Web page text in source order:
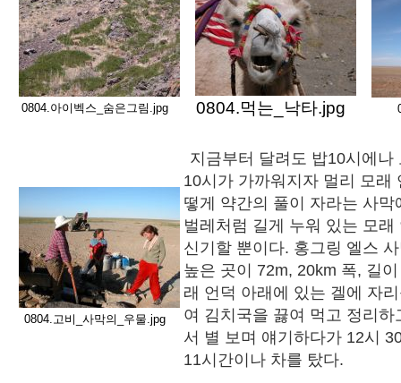
0804.아이벡스_숨은그림.jpg 0804.먹는_낙타.jpg
0804.고비_사막의_우물.jpg
지금부터 달려도 밥10시에나
10시가 가까워지자 멀리 모래
떻게 약간의 풀이 자라는 사
벌레처럼 길게 누워 있는 모
신기할 뿐이다. 홍그링 엘스
높은 곳이 72m, 20km 폭, 길
래 언덕 아래에 있는 겔에 자
여 김치국을 끓여 먹고 정리
서 별 보며 얘기하다가 12시
11시간이나 차를 탔다.